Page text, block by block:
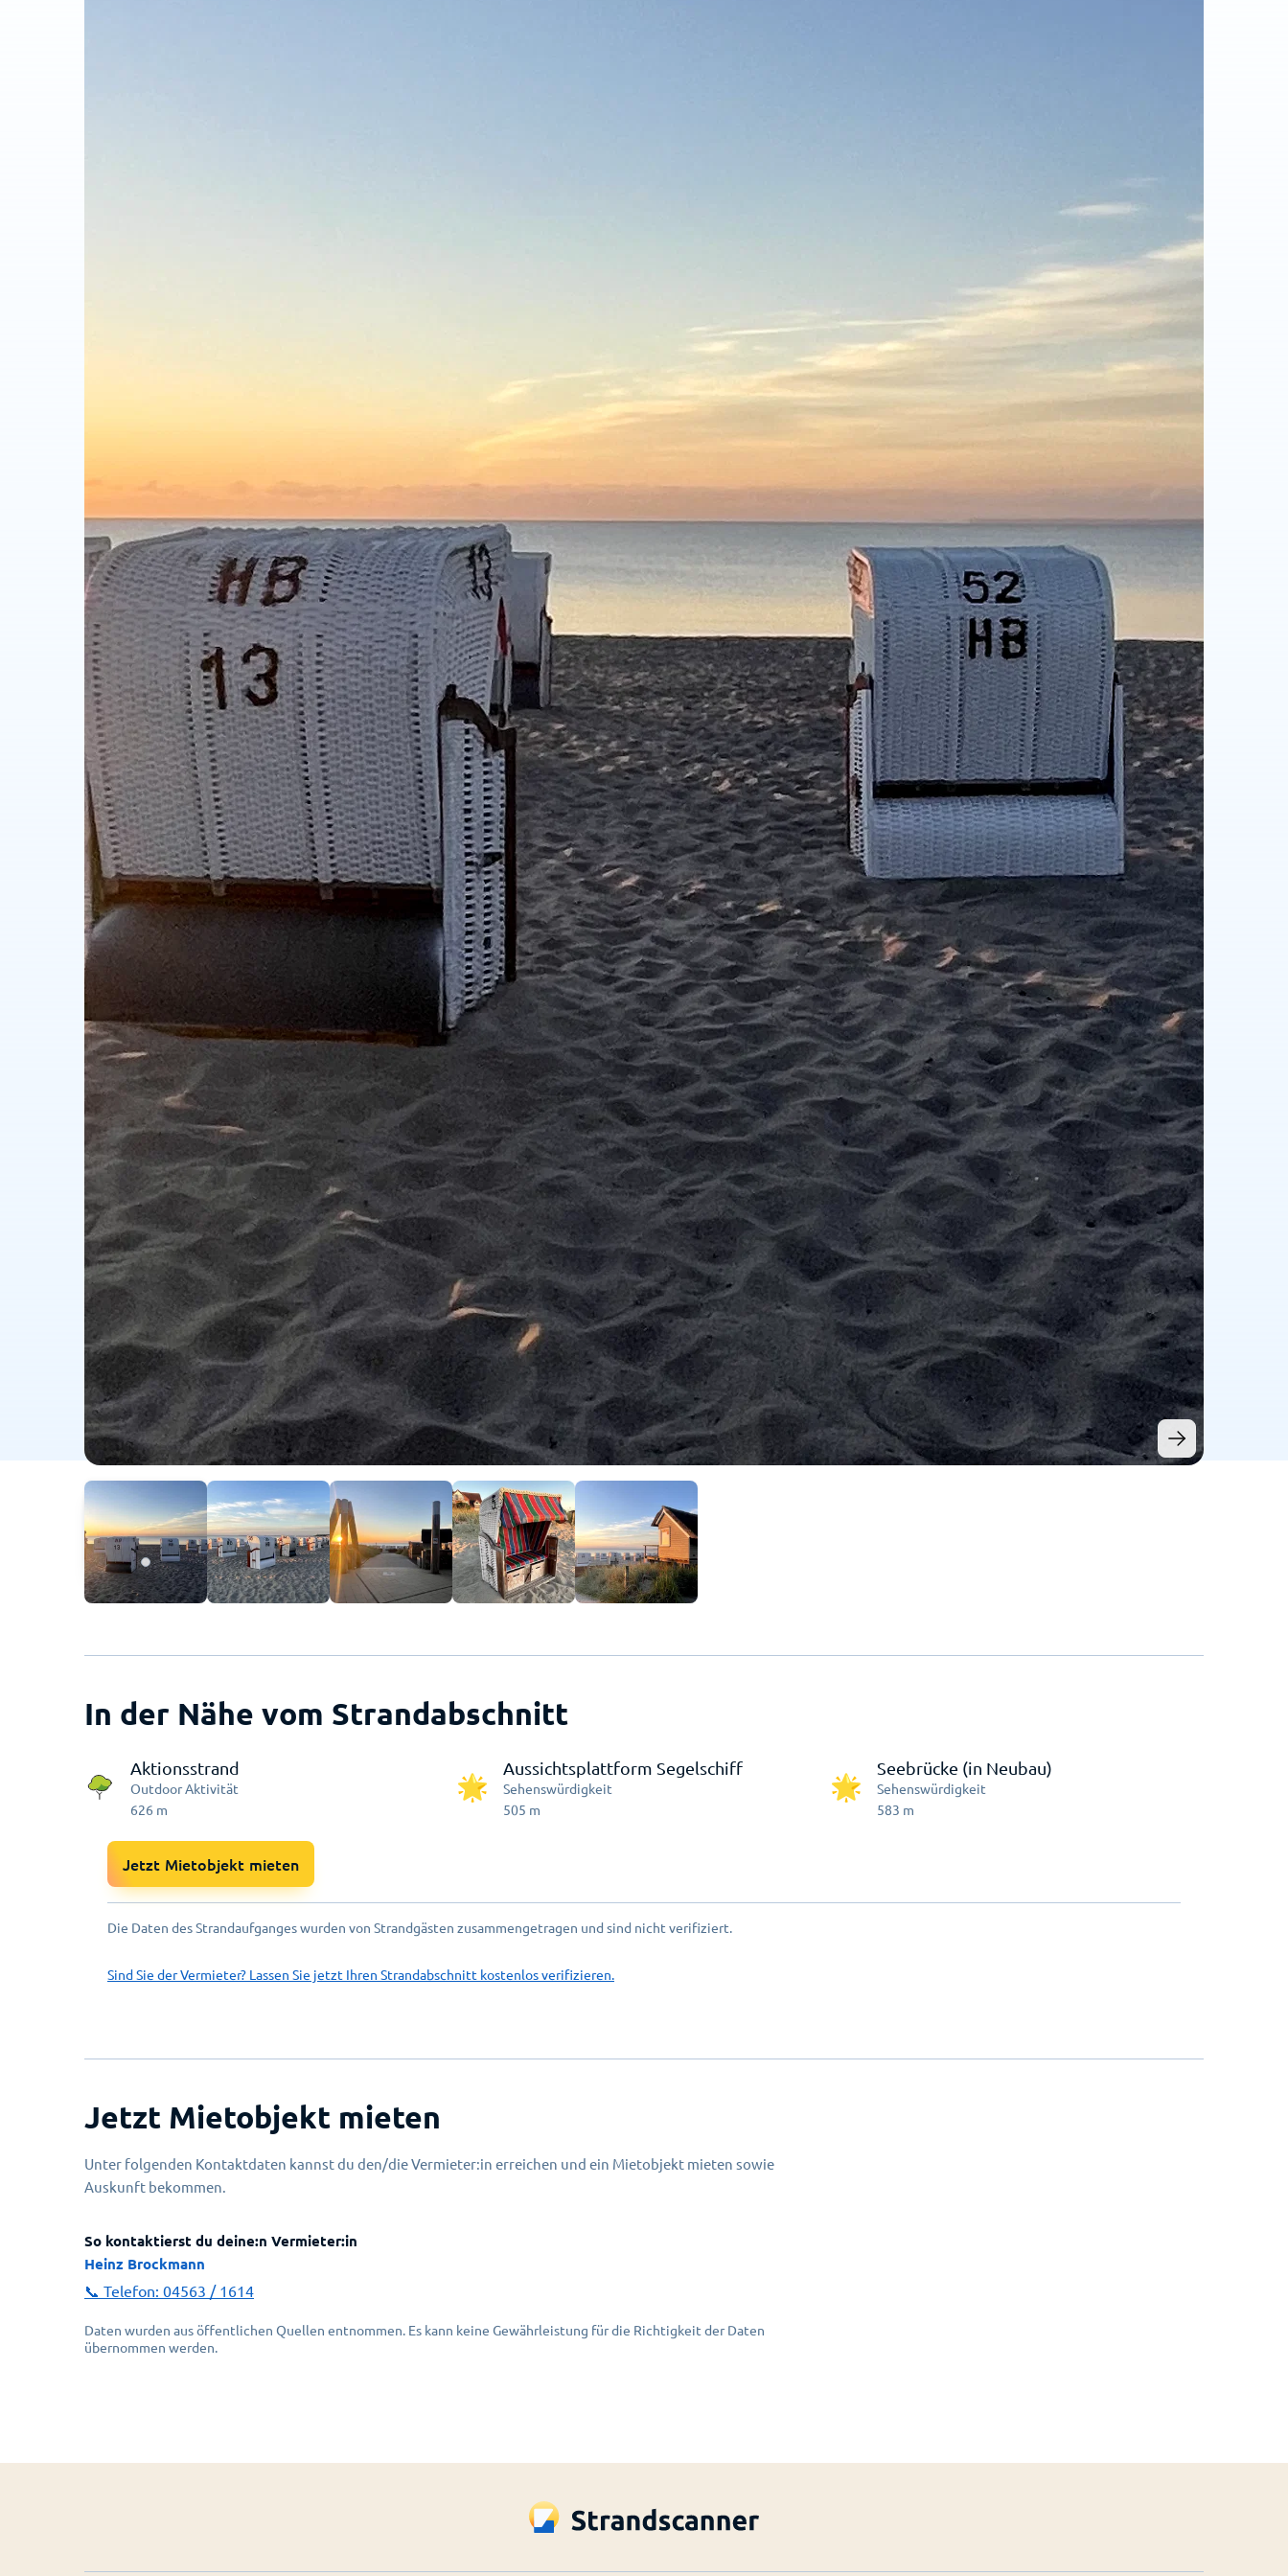
In der Nähe vom Strandabschnitt
Aktionsstrand
Outdoor Aktivität
626 m
Aussichtsplattform Segelschiff
Sehenswürdigkeit
505 m
Seebrücke (in Neubau)
Sehenswürdigkeit
583 m
Jetzt Mietobjekt mieten
Die Daten des Strandaufganges wurden von Strandgästen zusammengetragen und sind nicht verifiziert.
Sind Sie der Vermieter? Lassen Sie jetzt Ihren Strandabschnitt kostenlos verifizieren.
Jetzt Mietobjekt mieten
Unter folgenden Kontaktdaten kannst du den/die Vermieter:in erreichen und ein Mietobjekt mieten sowie
Auskunft bekommen.
So kontaktierst du deine:n Vermieter:in
Heinz Brockmann
📞 Telefon: 04563 / 1614
Daten wurden aus öffentlichen Quellen entnommen. Es kann keine Gewährleistung für die Richtigkeit der Daten
übernommen werden.